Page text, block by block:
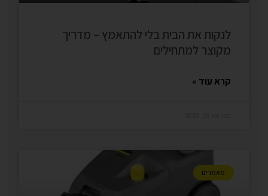
לנקות את הבית בלי להתאמץ – מדריך
מקוצר למתחילים
קרא עוד »
מאמרים